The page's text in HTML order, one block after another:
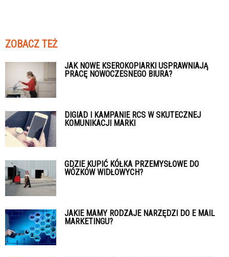
ZOBACZ TEŻ
JAK NOWE KSEROKOPIARKI USPRAWNIAJĄ
PRACĘ NOWOCZESNEGO BIURA?
DIGIAD I KAMPANIE RCS W SKUTECZNEJ
KOMUNIKACJI MARKI
GDZIE KUPIĆ KÓŁKA PRZEMYSŁOWE DO
WÓZKÓW WIDŁOWYCH?
JAKIE MAMY RODZAJE NARZĘDZI DO E MAIL
MARKETINGU?